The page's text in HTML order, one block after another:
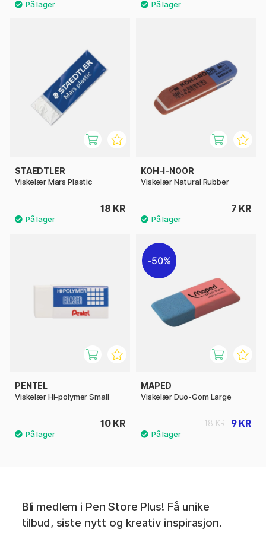
STAEDTLER
Viskelær Mars Plastic
18 KR
KOH-I-NOOR
Viskelær Natural Rubber
7 KR
PENTEL
Viskelær Hi-polymer Small
10 KR
50%
MAPED
Viskelær Duo-Gom Large
9 KR
18 KR
Bli medlem i Pen Store Plus! Få unike
tilbud, siste nytt og kreativ inspirasjon.